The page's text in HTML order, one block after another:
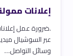
إعلانات
.ضرورة عمل
عبر السوشيال
وسائل التواصل…